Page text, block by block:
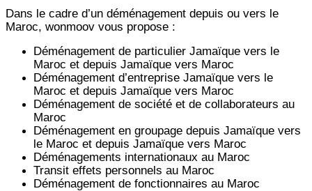
Dans le cadre d’un déménagement depuis ou vers le
Maroc, wonmoov vous propose :
Déménagement de particulier Jamaïque vers le
Maroc et depuis Jamaïque vers Maroc
Déménagement d’entreprise Jamaïque vers le
Maroc et depuis Jamaïque vers Maroc
Déménagement de société et de collaborateurs au
Maroc
Déménagement en groupage depuis Jamaïque vers
le Maroc et depuis Jamaïque vers Maroc
Déménagements internationaux au Maroc
Transit effets personnels au Maroc
Déménagement de fonctionnaires au Maroc